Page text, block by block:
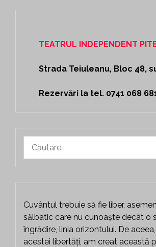
TEATRUL INDEPENDENT
Strada Teiuleanu, Bloc 48,
Rezervări la tel. 0741 068
după:
Cuvântul trebuie să fie liber,
sălbatic care nu cunoaște decât o
îngrădire, linia orizontului. De
acestei libertăți, am creat această